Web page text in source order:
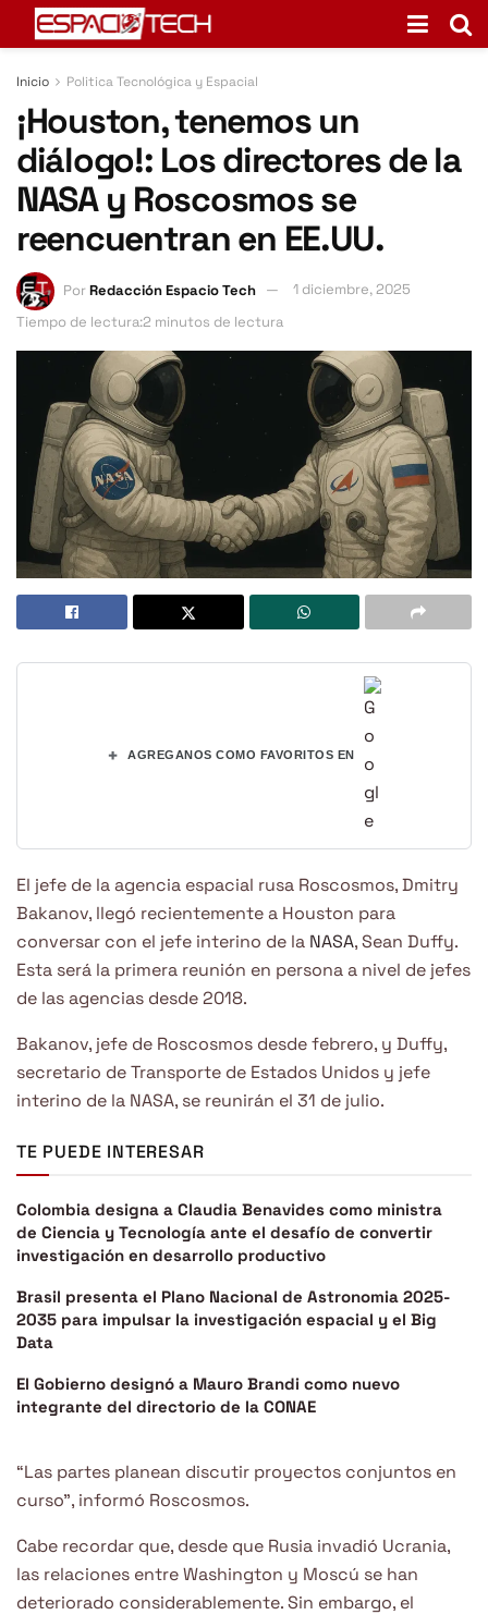
Inicio Politica Tecnológica y Espacial
¡Houston, tenemos un
diálogo!: Los directores de la
NASA y Roscosmos se
reencuentran en EE.UU.
PorRedacción Espacio Tech
1 diciembre, 2025
Tiempo de lectura:2 minutos de lectura
+ AGREGANOS COMO FAVORITOS EN
El jefe de la agencia espacial rusa Roscosmos, Dmitry
Bakanov, llegó recientemente a Houston para
conversar con el jefe interino de la NASA, Sean Duffy.
Esta será la primera reunión en persona a nivel de jefes
de las agencias desde 2018.
Bakanov, jefe de Roscosmos desde febrero, y Duffy,
secretario de Transporte de Estados Unidos y jefe
interino de la NASA, se reunirán el 31 de julio.
TE PUEDE INTERESAR
Colombia designa a Claudia Benavides como ministra
de Ciencia y Tecnología ante el desafío de convertir
investigación en desarrollo productivo
Brasil presenta el Plano Nacional de Astronomia 2025-
2035 para impulsar la investigación espacial y el Big
Data
El Gobierno designó a Mauro Brandi como nuevo
integrante del directorio de la CONAE
“Las partes planean discutir proyectos conjuntos en
curso”, informó Roscosmos.
Cabe recordar que, desde que Rusia invadió Ucrania,
las relaciones entre Washington y Moscú se han
deteriorado considerablemente. Sin embargo, el